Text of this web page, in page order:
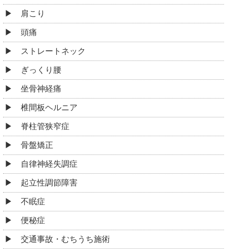
肩こり
頭痛
ストレートネック
ぎっくり腰
坐骨神経痛
椎間板ヘルニア
脊柱管狭窄症
骨盤矯正
自律神経失調症
起立性調節障害
不眠症
便秘症
交通事故・むちうち施術